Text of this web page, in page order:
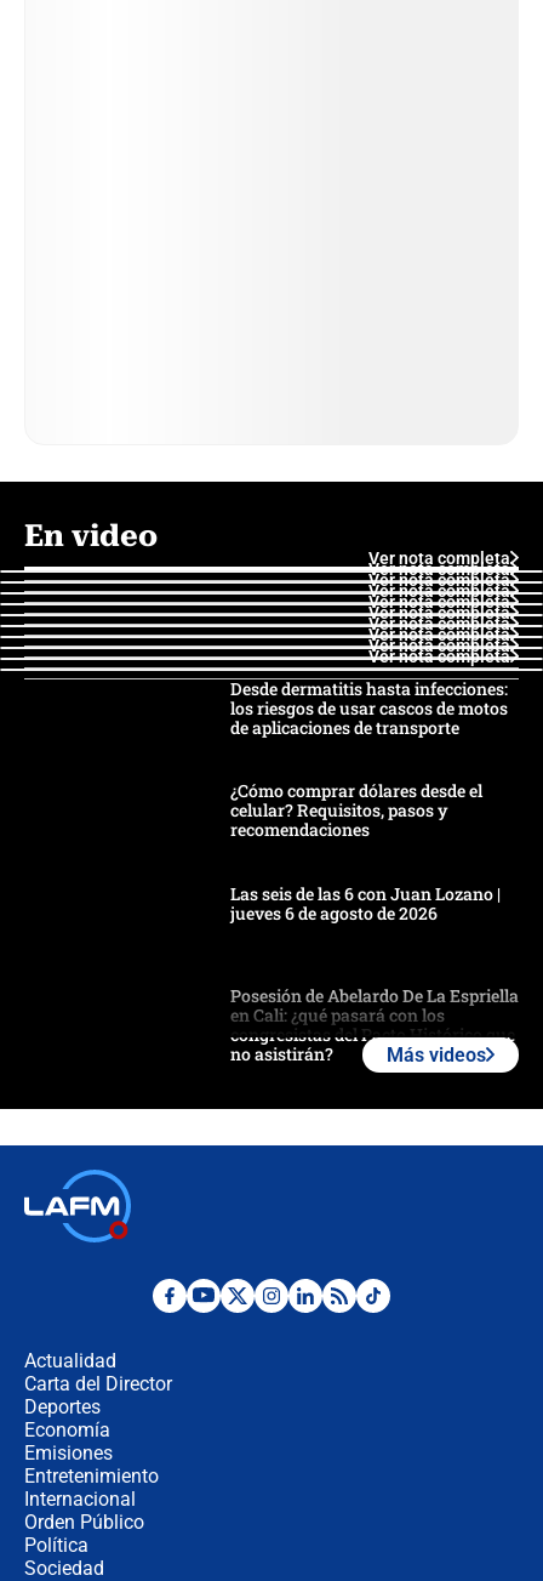
En video
Ver nota completa
Ver nota completa
Ver nota completa
Ver nota completa
Ver nota completa
Ver nota completa
Ver nota completa
Ver nota completa
Ver nota completa
Ver nota completa
Desde dermatitis hasta infecciones:
los riesgos de usar cascos de motos
de aplicaciones de transporte
¿Cómo comprar dólares desde el
celular? Requisitos, pasos y
recomendaciones
Las seis de las 6 con Juan Lozano |
jueves 6 de agosto de 2026
Posesión de Abelardo De La Espriella
en Cali: ¿qué pasará con los
congresistas del Pacto Histórico que
no asistirán?
¿Por qué De la Espriella gobernará
Más videos
Actualidad
Carta del Director
Deportes
Economía
Emisiones
Entretenimiento
Internacional
Orden Público
Política
Sociedad